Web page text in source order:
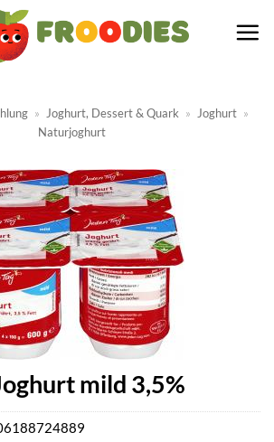
» Joghurt, Dessert & Quark » Joghurt »
Naturjoghurt
mild 3,5%